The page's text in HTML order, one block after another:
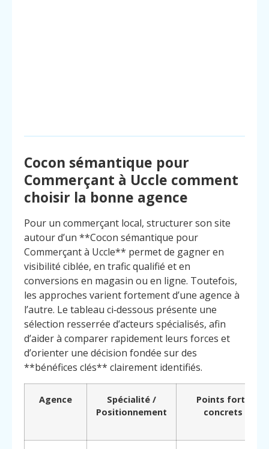
Cocon sémantique pour
Commerçant à Uccle comment
choisir la bonne agence
Pour un commerçant local, structurer son site
autour d’un **Cocon sémantique pour
Commerçant à Uccle** permet de gagner en
visibilité ciblée, en trafic qualifié et en
conversions en magasin ou en ligne. Toutefois,
les approches varient fortement d’une agence à
l’autre. Le tableau ci‑dessous présente une
sélection resserrée d’acteurs spécialisés, afin
d’aider à comparer rapidement leurs forces et
d’orienter une décision fondée sur des
**bénéfices clés** clairement identifiés.
Agence
Spécialité /
Positionnement
Points forts
concrets